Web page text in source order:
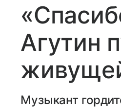
Агутин
Музыкант